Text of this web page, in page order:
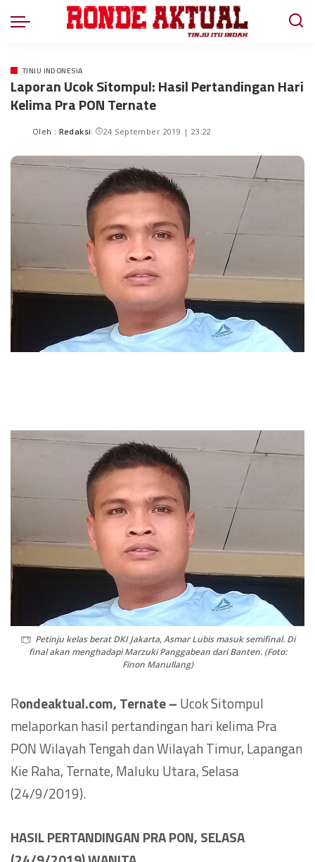
TINJU INDONESIA
Laporan Ucok Sitompul: Hasil Pertandingan Hari
Kelima Pra PON Ternate
Oleh : Redaksi 24 September 2019 | 23:22
Petinju kelas berat DKI Jakarta, Asmar Lubis masuk semifinal. Di
final akan menghadapi Marzuki Panggabean dari Banten. (Foto:
Finon Manullang)
Rondeaktual.com, Ternate – Ucok Sitompul
melaporkan hasil pertandingan hari kelima Pra
PON Wilayah Tengah dan Wilayah Timur, Lapangan
Kie Raha, Ternate, Maluku Utara, Selasa
(24/9/2019).
HASIL PERTANDINGAN PRA PON, SELASA